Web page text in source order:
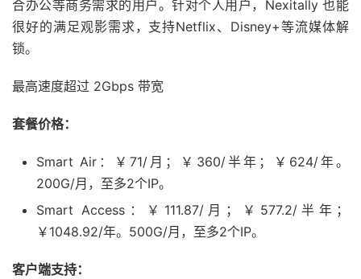
合办公等商务需求的用户。针对个人用户，Nexitally 也能
很好的满足观影需求，支持Netflix、Disney+等流媒体解
锁。
最高速度超过 2Gbps 带宽
套餐价格：
Smart Air：￥71/月；￥360/半年；￥624/年。
200G/月，至多2个IP。
Smart Access：￥111.87/月；￥577.2/半年；
￥1048.92/年。500G/月，至多2个IP。
客户端支持：